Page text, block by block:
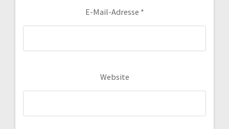
E-Mail-Adresse *
Website